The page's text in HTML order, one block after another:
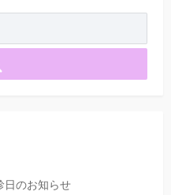
日のお知らせ